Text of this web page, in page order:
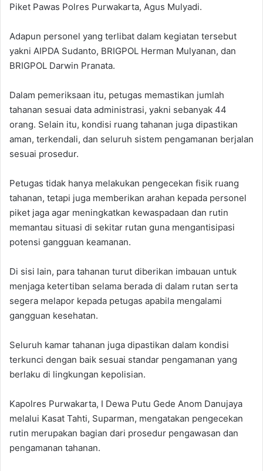
Piket Pawas Polres Purwakarta, Agus Mulyadi.
‎Adapun personel yang terlibat dalam kegiatan tersebut
yakni AIPDA Sudanto, BRIGPOL Herman Mulyanan, dan
BRIGPOL Darwin Pranata.
‎Dalam pemeriksaan itu, petugas memastikan jumlah
tahanan sesuai data administrasi, yakni sebanyak 44
orang. Selain itu, kondisi ruang tahanan juga dipastikan
aman, terkendali, dan seluruh sistem pengamanan berjalan
sesuai prosedur.
‎Petugas tidak hanya melakukan pengecekan fisik ruang
tahanan, tetapi juga memberikan arahan kepada personel
piket jaga agar meningkatkan kewaspadaan dan rutin
memantau situasi di sekitar rutan guna mengantisipasi
potensi gangguan keamanan.
‎Di sisi lain, para tahanan turut diberikan imbauan untuk
menjaga ketertiban selama berada di dalam rutan serta
segera melapor kepada petugas apabila mengalami
gangguan kesehatan.
‎Seluruh kamar tahanan juga dipastikan dalam kondisi
terkunci dengan baik sesuai standar pengamanan yang
berlaku di lingkungan kepolisian.
‎Kapolres Purwakarta, I Dewa Putu Gede Anom Danujaya
melalui Kasat Tahti, Suparman, mengatakan pengecekan
rutin merupakan bagian dari prosedur pengawasan dan
pengamanan tahanan.